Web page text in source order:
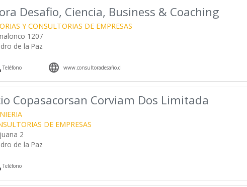
Desafio, Ciencia, Business & Coaching
Y CONSULTORIAS DE EMPRESAS
1207
de la Paz
Teléfono  www.consultoradesafio.cl
Copasacorsan Corviam Dos Limitada
DE EMPRESAS
2
de la Paz
Teléfono